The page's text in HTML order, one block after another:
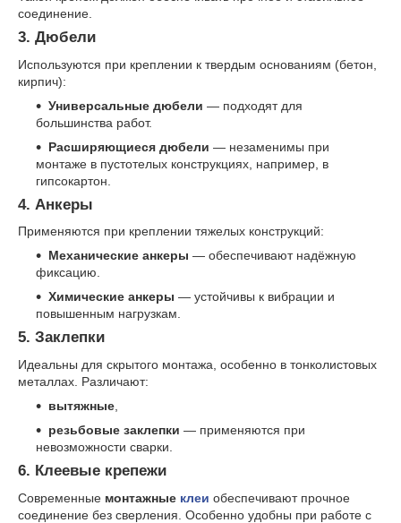
соединение.
3. Дюбели
Используются при креплении к твердым основаниям (бетон,
кирпич):
Универсальные дюбели — подходят для
большинства работ.
Расширяющиеся дюбели — незаменимы при
монтаже в пустотелых конструкциях, например, в
гипсокартон.
4. Анкеры
Применяются при креплении тяжелых конструкций:
Механические анкеры — обеспечивают надёжную
фиксацию.
Химические анкеры — устойчивы к вибрации и
повышенным нагрузкам.
5. Заклепки
Идеальны для скрытого монтажа, особенно в тонколистовых
металлах. Различают:
вытяжные
резьбовые заклепки — применяются при
невозможности сварки.
6. Клеевые крепежи
Современные монтажные клеи обеспечивают прочное
соединение без сверления. Особенно удобны при работе с